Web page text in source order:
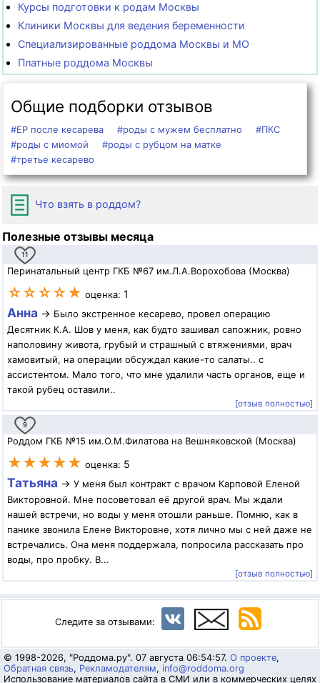
Курсы подготовки к родам Москвы
Клиники Москвы для ведения беременности
Специализированные роддома Москвы и МО
Платные роддома Москвы
Общие подборки отзывов
#ЕР после кесарева #роды с мужем бесплатно
#ПКС
#роды с миомой
#роды с рубцом на матке
#третье кесарево
Что взять в роддом?
Полезные отзывы месяца
11
Перинатальный центр ГКБ №67 им.Л.А.Ворохобова (Москва)
☆☆☆☆★ оценка: 1
Анна → Было экстренное кесарево, провел операцию
Десятник К.А. Шов у меня, как будто зашивал сапожник, ровно
наполовину живота, грубый и страшный с втяжениями, врач
хамовитый, на операции обсуждал какие-то салаты.. с
ассистентом. Мало того, что мне удалили часть органов, еще и
такой рубец оставили..
[отзыв полностью]
9
Роддом ГКБ №15 им.О.М.Филатова на Вешняковской (Москва)
★★★★★ оценка: 5
Татьяна → У меня был контракт с врачом Карповой Еленой
Викторовной. Мне посоветовал её другой врач. Мы ждали
нашей встречи, но воды у меня отошли раньше. Помню, как в
панике звонила Елене Викторовне, хотя лично мы с ней даже не
встречались. Она меня поддержала, попросила рассказать про
воды, про пробку. В...
[отзыв полностью]
Следите за отзывами:
© 1998-2026, "Роддома.ру". 07 августа 06:54:57. О проекте,
Обратная связь, Рекламодателям, info@roddoma.org
Использование материалов сайта в СМИ или в коммерческих целях